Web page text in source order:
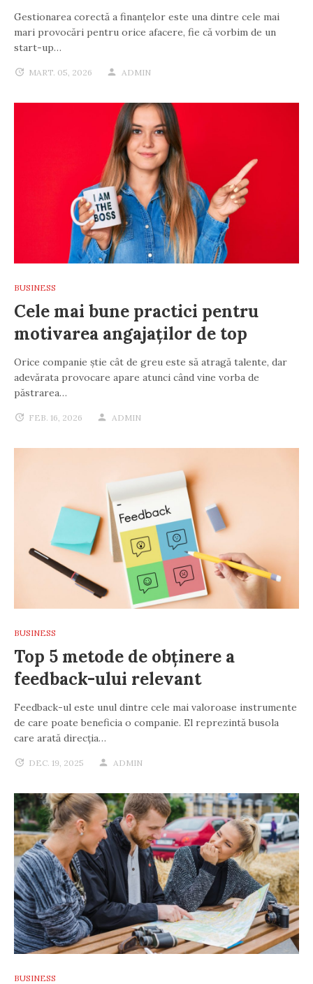
Gestionarea corectă a finanțelor este una dintre cele mai
mari provocări pentru orice afacere, fie că vorbim de un
start-up…
MART. 05, 2026 ADMIN
BUSINESS
Cele mai bune practici pentru
motivarea angajaților de top
Orice companie știe cât de greu este să atragă talente, dar
adevărata provocare apare atunci când vine vorba de
păstrarea…
FEB. 16, 2026 ADMIN
BUSINESS
Top 5 metode de obținere a
feedback-ului relevant
Feedback-ul este unul dintre cele mai valoroase instrumente
de care poate beneficia o companie. El reprezintă busola
care arată direcția…
DEC. 19, 2025 ADMIN
BUSINESS